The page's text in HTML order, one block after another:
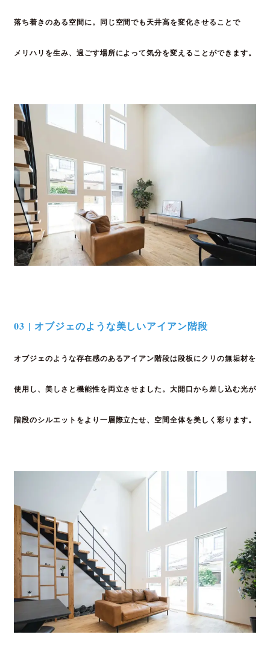
落ち着きのある空間に。同じ空間でも天井高を変化させることで
メリハリを生み、過ごす場所によって気分を変えることができます。
03 | オブジェのような美しいアイアン階段
オブジェのような存在感のあるアイアン階段は段板にクリの無垢材を
使用し、美しさと機能性を両立させました。大開口から差し込む光が
階段のシルエットをより一層際立たせ、空間全体を美しく彩ります。